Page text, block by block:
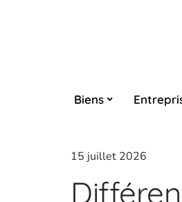
Biens
15 juillet 2026